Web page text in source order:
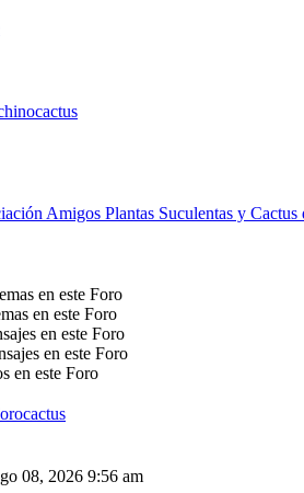
Amigos Plantas Suculentas y Cactus
en este Foro
en este Foro
en este Foro
en este Foro
en este Foro
08, 2026 9:56 am